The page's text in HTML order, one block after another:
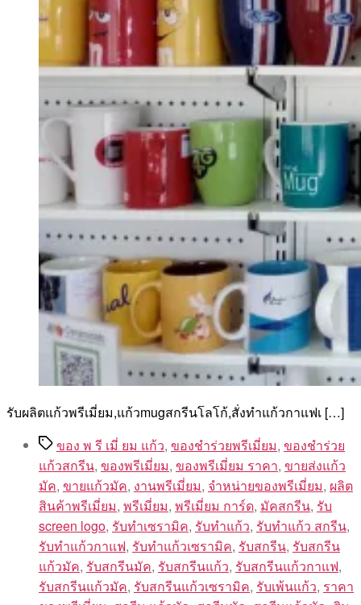
รับผลิตแก้วพรีเมี่ยม,แก้วmugสกรีนโลโก้,สั่งทําแก้วกาแฟเ […]
Tagsของ พ รี เมี่ ยม แก้ว, ของชำร่วยพรีเมี่ยม, ของชําร่วย
แก้วสกรีน, ของพรีเมี่ยม, ของพรีเมี่ยม ราคา, ขายส่งแก้ว
มัค, ขายแก้วมัค, งานพรีเมี่ยม, จำหน่ายของพรีเมี่ยม, ผลิต
สินค้าพรีเมี่ยม, พรีเมี่ยม, พรีเมี่ยม การ์ด, มัคสกรีน, รับ
screen logo, รับทำเซรามิค, รับทำแก้ว, รับทำแก้ว สกรีน,
รับทำแก้วกาแฟ, รับทำแก้วเซรามิค, รับสกรีน, รับสกรีน
แก้วมัค, รับสกรีนมัค, รับสกรีนแก้ว, รับสกรีนแก้วกาแฟ,
รับสกรีนแก้วมัค, รับสกรีนแก้วเซรามิค, รับเพ้นแก้ว, ราคา